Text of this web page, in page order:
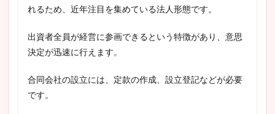
れるため、近年注目を集めている法人形態です。
出資者全員が経営に参画できるという特徴があり、意思
決定が迅速に行えます。
合同会社の設立には、定款の作成、設立登記などが必要
です。